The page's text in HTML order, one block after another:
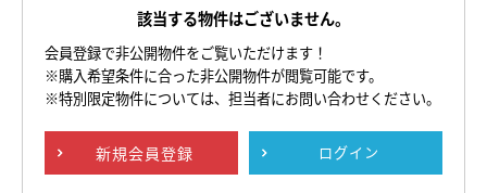
該当する物件はございません。
会員登録で非公開物件をご覧いただけます！
※購入希望条件に合った非公開物件が閲覧可能です。
※特別限定物件については、担当者にお問い合わせください。
新規会員登録 ログイン